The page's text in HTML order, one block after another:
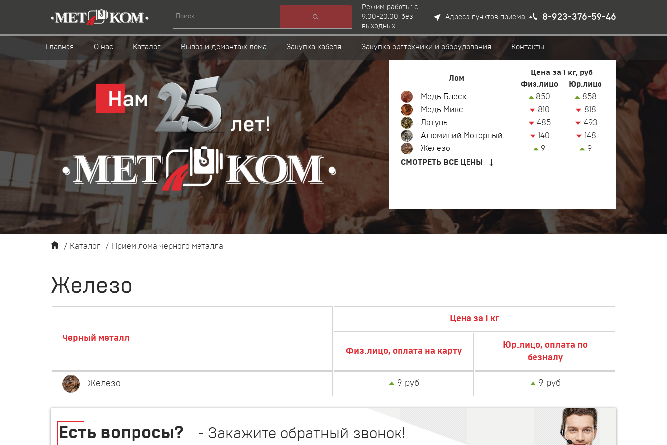
Режим работы: с
9:00-20:00, без
выходных
Адреса пунктов приема 8-923-376-59-46
Главная О нас Каталог Вывоз и демонтаж лома Закупка кабеля Закупка оргтехники и оборудования Контакты
Лом
Цена за 1 кг, руб
Физ.лицо
Юр.лицо
Медь Блеск
850
858
Медь Микс
810
818
Латунь
485
493
Алюминий Моторный
140
148
Железо
9
9
СМОТРЕТЬ ВСЕ ЦЕНЫ
/ Каталог / Прием лома черного металла
Железо
Черный металл
Цена за 1 кг
Физ.лицо, оплата на карту
Юр.лицо, оплата по
безналу
Железо 9 руб 9 руб
Есть вопросы? - Закажите обратный звонок!